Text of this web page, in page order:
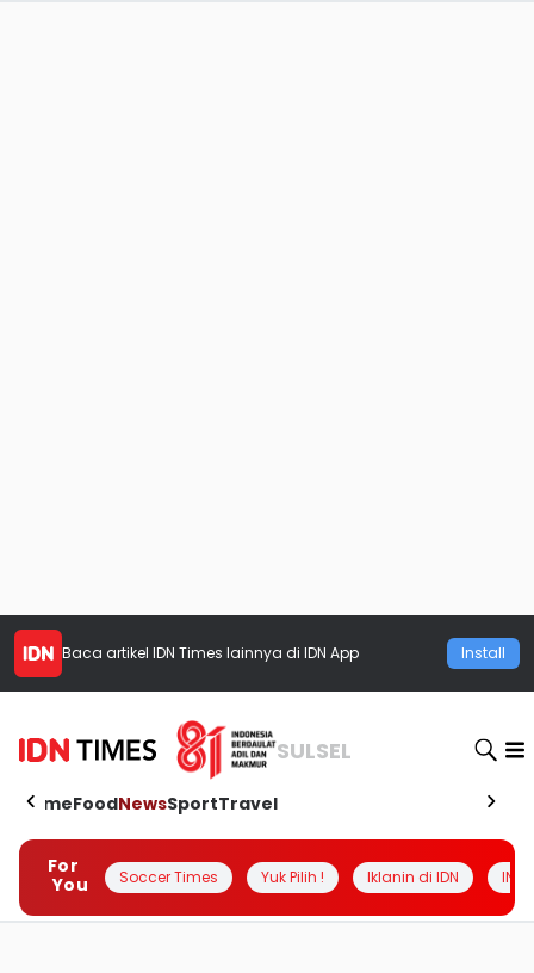
Baca artikel IDN Times lainnya di IDN App Install
SULSEL
HomeFoodNewsSportTravel
For
You
Soccer Times Yuk Pilih ! Iklanin di IDN